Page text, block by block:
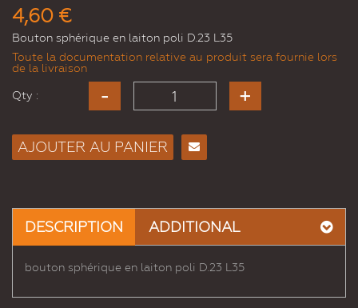
4,60 €
Bouton sphérique en laiton poli D.23 L35
Toute la documentation relative au produit sera fournie lors
de la livraison
Qty :
AJOUTER AU PANIER
DESCRIPTION ADDITIONAL
bouton sphérique en laiton poli D.23 L35